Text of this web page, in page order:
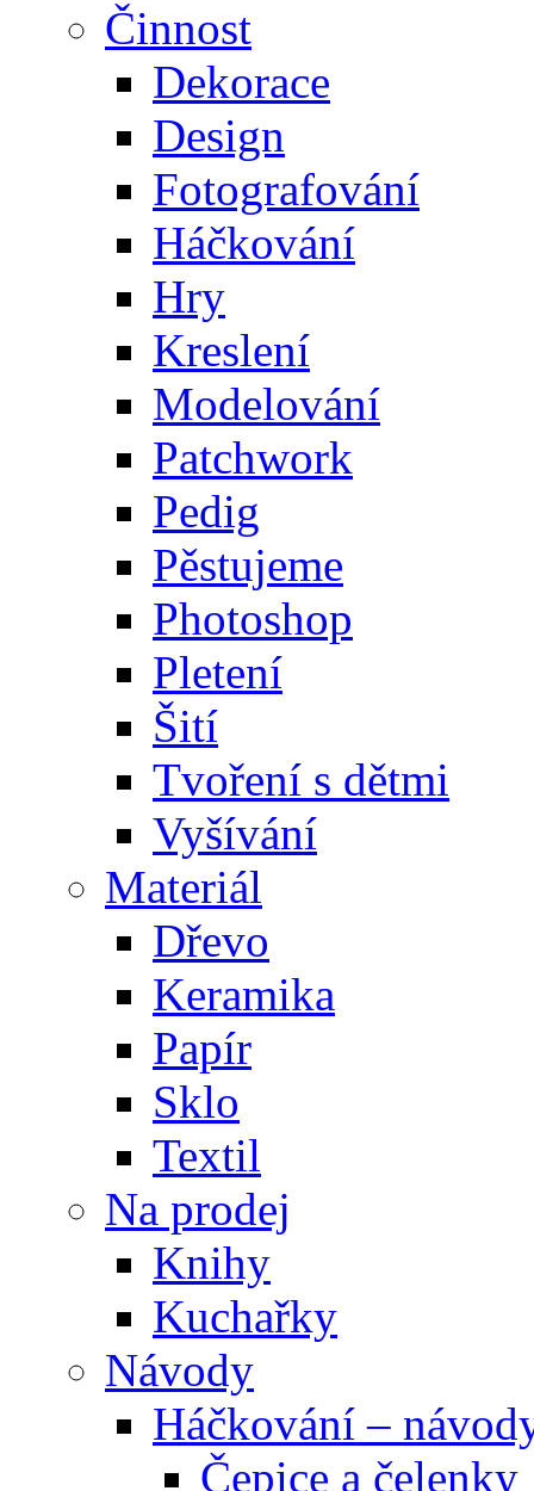
Činnost
Dekorace
Design
Fotografování
Háčkování
Hry
Kreslení
Modelování
Patchwork
Pedig
Pěstujeme
Photoshop
Pletení
Šití
Tvoření s dětmi
Vyšívání
Materiál
Dřevo
Keramika
Papír
Sklo
Textil
Na prodej
Knihy
Kuchařky
Návody
Háčkování –
Čepice a čelenky